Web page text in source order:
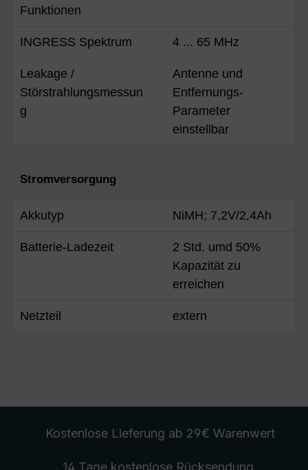
Funktionen
INGRESS Spektrum 4 ... 65 MHz
Leakage /
Störstrahlungsmessun
g
Antenne und
Entfernungs-
Parameter
einstellbar
Stromversorgung
Akkutyp NiMH; 7,2V/2,4Ah
Batterie-Ladezeit
2 Std. umd 50%
Kapazität zu
erreichen
Netzteil extern
Kostenlose Lieferung ab 29€ Warenwert
14 Tage kostenlose Rücksendung.